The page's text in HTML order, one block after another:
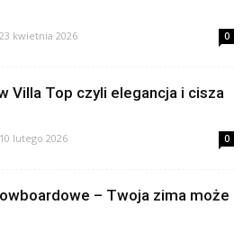
23 kwietnia 2026 0
Villa Top czyli elegancja i cisza
10 lutego 2026 0
– Twoja zima może